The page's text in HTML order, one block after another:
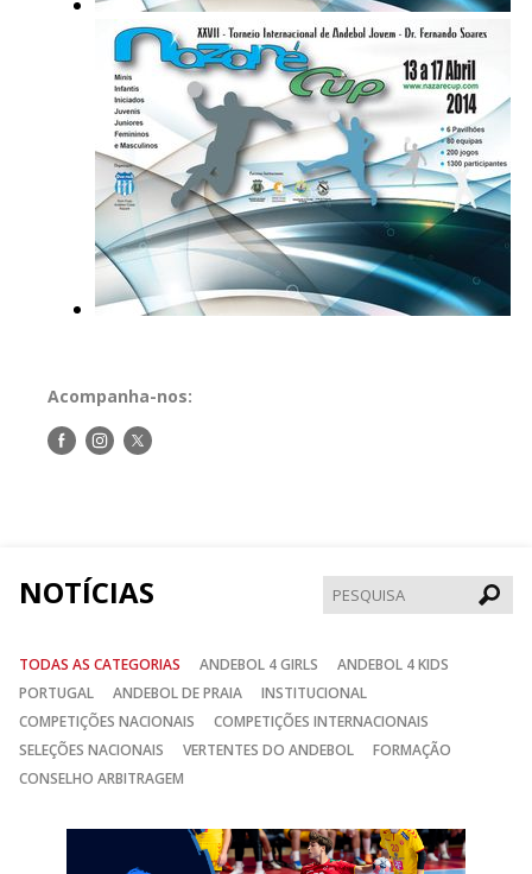
Acompanha-nos:
Siga-Siga-Siga-
NOTÍCIAS
TODAS AS CATEGORIAS ANDEBOL 4 GIRLS
ANDEBOL 4 KIDS
PORTUGAL
ANDEBOL DE PRAIA
INSTITUCIONAL
COMPETIÇÕES NACIONAIS
COMPETIÇÕES INTERNACIONAIS
SELEÇÕES NACIONAIS
VERTENTES DO ANDEBOL
FORMAÇÃO
CONSELHO ARBITRAGEM